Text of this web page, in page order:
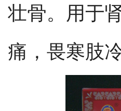
壮骨。用于
痛，畏寒肢